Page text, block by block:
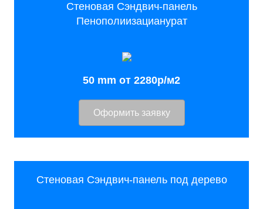
Стеновая Сэндвич-панель
Пенополиизацианурат
50 mm от 2280р/м2
Оформить заявку
Стеновая Сэндвич-панель под дерево